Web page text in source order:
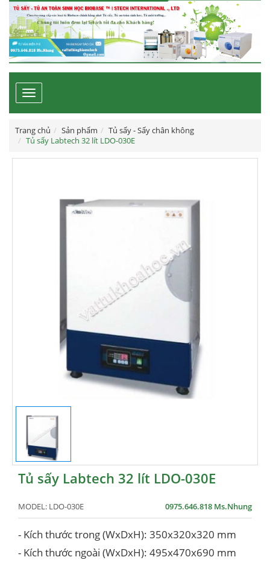
Toggle
navigation
Trang chủ Sản phẩm
Tủ sấy - Sấy chân không
Tủ sấy Labtech 32 lít LDO-030E
Tủ sấy Labtech 32 lít LDO-030E
MODEL: LDO-030E 0975.646.818 Ms.Nhung
- Kích thước trong (WxDxH): 350x320x320 mm
- Kích thước ngoài (WxDxH): 495x470x690 mm